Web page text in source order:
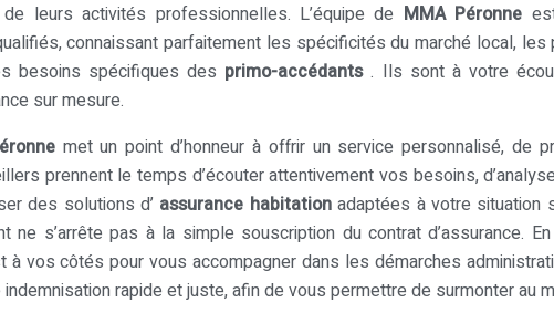
leurs activités professionnelles. L’équipe de MMA Péronne
connaissant parfaitement les spécificités du marché local, les
besoins spécifiques des primo-accédants. Ils sont à votre
sur mesure.
met un point d’honneur à offrir un service personnalisé, de
prennent le temps d’écouter attentivement vos besoins,
des solutions d’ assurance habitationadaptées à votre situation
ne s’arrête pas à la simple souscription du contrat d’assurance.
à vos côtés pour vous accompagner dans les démarches
indemnisation rapide et juste, afin de vous permettre de surmonter au